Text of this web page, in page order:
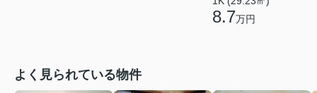
8.7万円
よく見られている物件